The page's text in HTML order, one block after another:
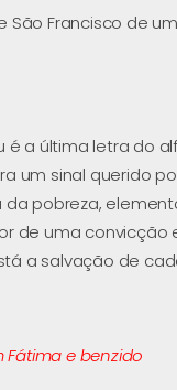
Francisco de
é a última letra do
um sinal querido
pobreza,
de uma convicção
a salvação de
e benzido